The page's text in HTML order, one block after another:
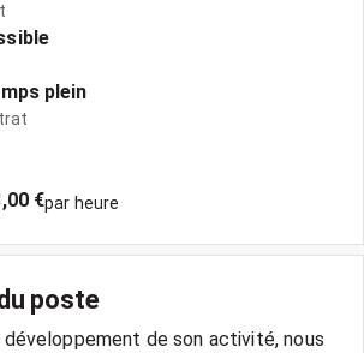
plein
€par heure
poste
développement de son activité, nous